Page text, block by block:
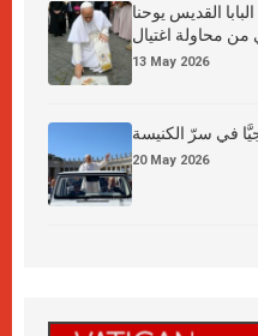
القديس يوحنا
من محاولة اغتيال
13 May 2026
في سرّ الكنيسة
20 May 2026